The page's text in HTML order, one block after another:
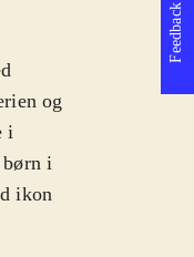
og
i
i
ikon
Feedback